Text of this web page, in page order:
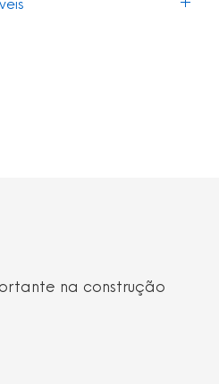
na zona de apoio
na construção